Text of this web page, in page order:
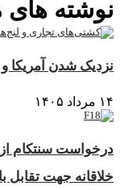
نوشته های
نزدیک شدن آمریکا و
۱۴ مرداد ۱۴۰۵
درخواست سنتکام از
خلاقانه جهت تقابل